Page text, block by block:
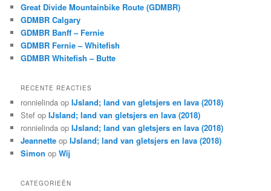
Great Divide Mountainbike Route (GDMBR)
GDMBR Calgary
GDMBR Banff – Fernie
GDMBR Fernie – Whitefish
GDMBR Whitefish – Butte
RECENTE REACTIES
ronnielinda opIJsland; land van gletsjers en lava (2018)
Stef opIJsland; land van gletsjers en lava (2018)
ronnielinda opIJsland; land van gletsjers en lava (2018)
Jeannette opIJsland; land van gletsjers en lava (2018)
Simon opWij
CATEGORIEËN